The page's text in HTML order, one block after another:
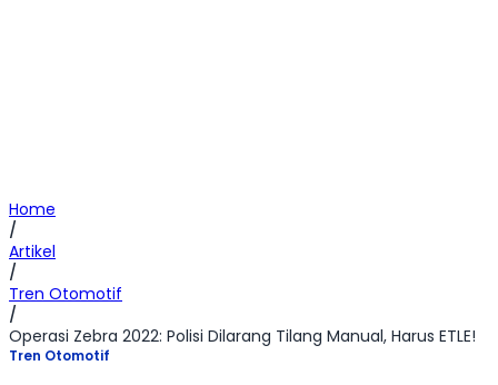
Home
/
Artikel
/
Tren Otomotif
/
Operasi Zebra 2022: Polisi Dilarang Tilang Manual, Harus ETLE!
Tren Otomotif